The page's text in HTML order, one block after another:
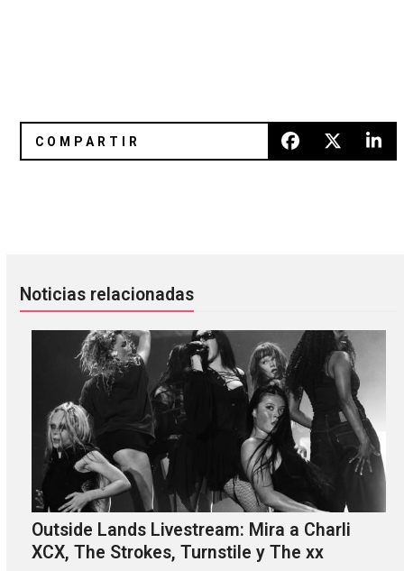
Noticias relacionadas
Outside Lands Livestream: Mira a Charli
XCX, The Strokes, Turnstile y The xx